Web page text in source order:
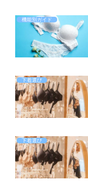
機能別ガイド
下着選び
下着選び